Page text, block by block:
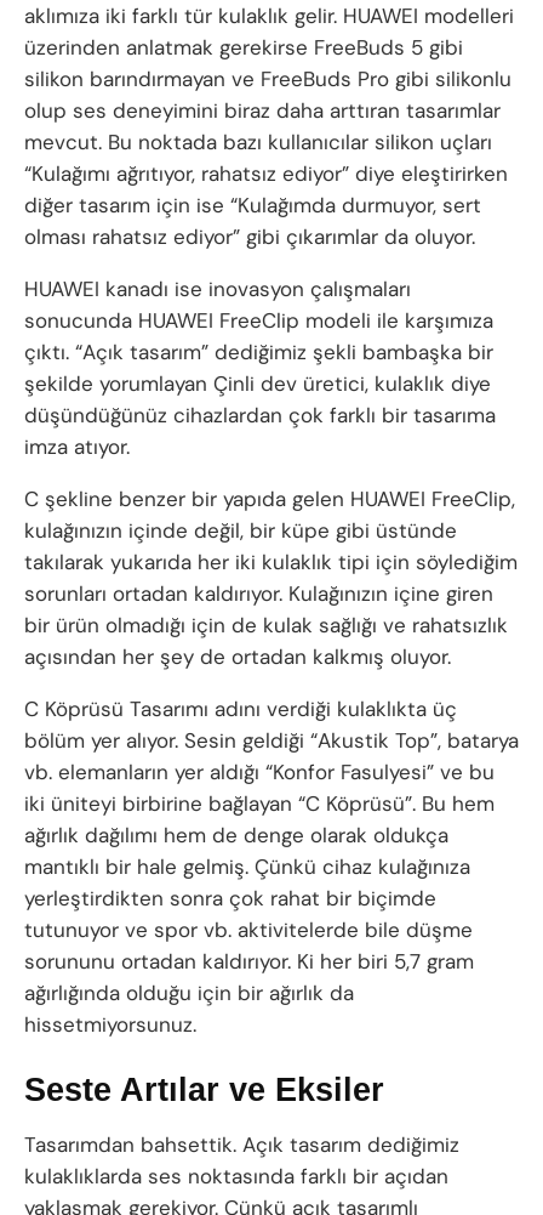
aklımıza iki farklı tür kulaklık gelir. HUAWEI modelleri
üzerinden anlatmak gerekirse FreeBuds 5 gibi
silikon barındırmayan ve FreeBuds Pro gibi silikonlu
olup ses deneyimini biraz daha arttıran tasarımlar
mevcut. Bu noktada bazı kullanıcılar silikon uçları
“Kulağımı ağrıtıyor, rahatsız ediyor” diye eleştirirken
diğer tasarım için ise “Kulağımda durmuyor, sert
olması rahatsız ediyor” gibi çıkarımlar da oluyor.
HUAWEI kanadı ise inovasyon çalışmaları
sonucunda HUAWEI FreeClip modeli ile karşımıza
çıktı. “Açık tasarım” dediğimiz şekli bambaşka bir
şekilde yorumlayan Çinli dev üretici, kulaklık diye
düşündüğünüz cihazlardan çok farklı bir tasarıma
imza atıyor.
C şekline benzer bir yapıda gelen HUAWEI FreeClip,
kulağınızın içinde değil, bir küpe gibi üstünde
takılarak yukarıda her iki kulaklık tipi için söylediğim
sorunları ortadan kaldırıyor. Kulağınızın içine giren
bir ürün olmadığı için de kulak sağlığı ve rahatsızlık
açısından her şey de ortadan kalkmış oluyor.
C Köprüsü Tasarımı adını verdiği kulaklıkta üç
bölüm yer alıyor. Sesin geldiği “Akustik Top”, batarya
vb. elemanların yer aldığı “Konfor Fasulyesi” ve bu
iki üniteyi birbirine bağlayan “C Köprüsü”. Bu hem
ağırlık dağılımı hem de denge olarak oldukça
mantıklı bir hale gelmiş. Çünkü cihaz kulağınıza
yerleştirdikten sonra çok rahat bir biçimde
tutunuyor ve spor vb. aktivitelerde bile düşme
sorununu ortadan kaldırıyor. Ki her biri 5,7 gram
ağırlığında olduğu için bir ağırlık da
hissetmiyorsunuz.
Seste Artılar ve Eksiler
Tasarımdan bahsettik. Açık tasarım dediğimiz
kulaklıklarda ses noktasında farklı bir açıdan
yaklaşmak gerekiyor. Çünkü açık tasarımlı